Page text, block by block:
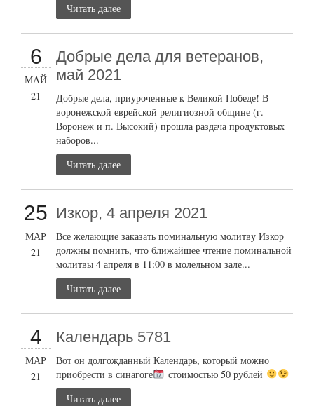
Читать далее
6
МАЙ
21
Добрые дела для ветеранов,
май 2021
Добрые дела, приуроченные к Великой Победе! В
воронежской еврейской религиозной общине (г.
Воронеж и п. Высокий) прошла раздача продуктовых
наборов...
Читать далее
25
МАР
21
Изкор, 4 апреля 2021
Все желающие заказать поминальную молитву Изкор
должны помнить, что ближайшее чтение поминальной
молитвы 4 апреля в 11:00 в молельном зале...
Читать далее
4
МАР
21
Календарь 5781
Вот он долгожданный Календарь, который можно
приобрести в синагоге
стоимостью 50 рублей
Читать далее